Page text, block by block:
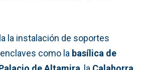
la instalación de soportes
como la basílica de